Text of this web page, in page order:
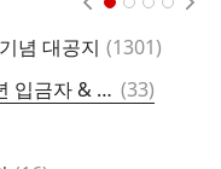
념 대공지 댓
(1301)
2025년 10월 1일 카페 창립 18주년 입금자 & 찬조 명단 댓
글
(33)